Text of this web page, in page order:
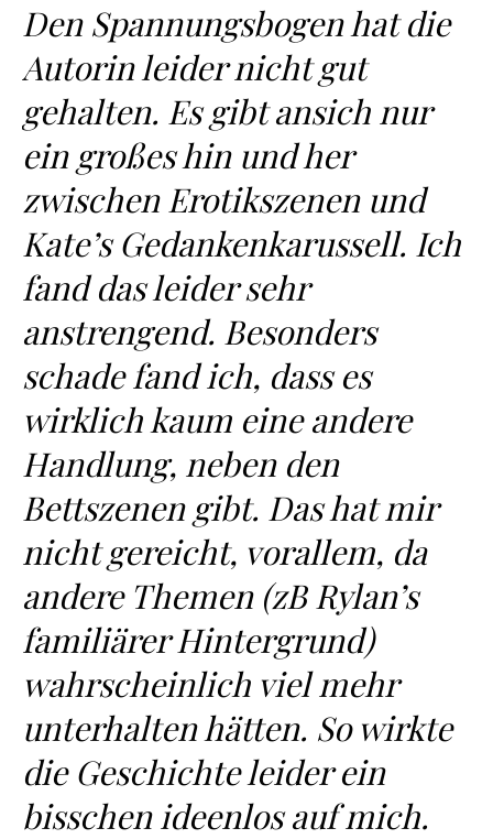
Den Spannungsbogen hat die
Autorin leider nicht gut
gehalten. Es gibt ansich nur
ein großes hin und her
zwischen Erotikszenen und
Kate’s Gedankenkarussell. Ich
fand das leider sehr
anstrengend. Besonders
schade fand ich, dass es
wirklich kaum eine andere
Handlung, neben den
Bettszenen gibt. Das hat mir
nicht gereicht, vorallem, da
andere Themen (zB Rylan’s
familiärer Hintergrund)
wahrscheinlich viel mehr
unterhalten hätten. So wirkte
die Geschichte leider ein
bisschen ideenlos auf mich.